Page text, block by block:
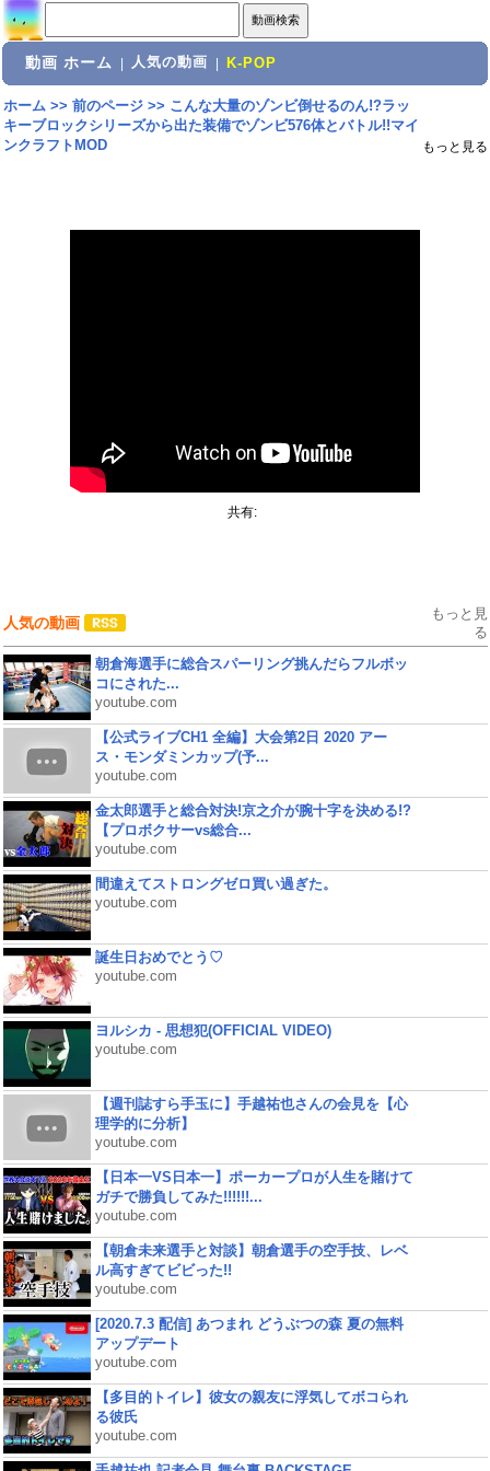
動画 ホーム 人気の動画 K-POP
ホーム>> 前のページ>> こんな大量のゾンビ倒せるのん!?ラッ
キーブロックシリーズから出た装備でゾンビ576体とバトル!!マイ
ンクラフトMOD
もっと見る
共有:
人気の動画
もっと見
る
朝倉海選手に総合スパーリング挑んだらフルボッ
コにされた...
youtube.com
【公式ライブCH1 全編】大会第2日 2020 アー
ス・モンダミンカップ(予...
youtube.com
金太郎選手と総合対決!京之介が腕十字を決める!?
【プロボクサーvs総合...
youtube.com
間違えてストロングゼロ買い過ぎた。
youtube.com
誕生日おめでとう♡
youtube.com
ヨルシカ - 思想犯(OFFICIAL VIDEO)
youtube.com
【週刊誌すら手玉に】手越祐也さんの会見を【心
理学的に分析】
youtube.com
【日本一VS日本一】ポーカープロが人生を賭けて
ガチで勝負してみた!!!!!!...
youtube.com
【朝倉未来選手と対談】朝倉選手の空手技、レベ
ル高すぎてビビった!!
youtube.com
[2020.7.3 配信] あつまれ どうぶつの森 夏の無料
アップデート
youtube.com
【多目的トイレ】彼女の親友に浮気してボコられ
る彼氏
youtube.com